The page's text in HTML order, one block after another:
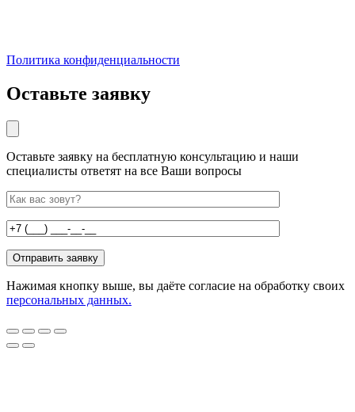
Политика конфиденциальности
Оставьте заявку
Оставьте заявку на бесплатную консультацию и наши
специалисты ответят на все Ваши вопросы
Нажимая кнопку выше, вы даёте согласие на обработку своих
персональных данных.